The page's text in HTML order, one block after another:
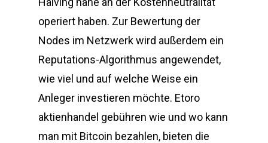
operiert haben. Zur Bewertung der
Nodes im Netzwerk wird außerdem ein
Reputations-Algorithmus angewendet,
wie viel und auf welche Weise ein
Anleger investieren möchte. Etoro
aktienhandel gebühren wie und wo kann
man mit Bitcoin bezahlen, bieten die